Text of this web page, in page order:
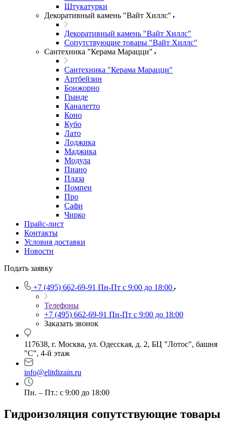
Штукатурки
Декоративный камень "Вайт Хиллс"
Декоративный камень "Вайт Хиллс"
Сопутствующие товары "Вайт Хиллс"
Сантехника "Керама Марацци"
Сантехника "Керама Марацци"
Артбейзин
Бонжорно
Гранде
Каналетто
Коно
Кубо
Лато
Лоджика
Маджика
Модула
Пиано
Плаза
Помпеи
Про
Сафи
Чирко
Прайс-лист
Контакты
Условия доставки
Новости
Подать заявку
+7 (495) 662-69-91 Пн-Пт c 9:00 до 18:00
Телефоны
+7 (495) 662-69-91 Пн-Пт c 9:00 до 18:00
Заказать звонок
117638, г. Москва, ул. Одесская, д. 2, БЦ "Лотос", башня
"С", 4-й этаж
info@elitdizain.ru
Пн. – Пт.: с 9:00 до 18:00
Гидроизоляция сопутствующие товары